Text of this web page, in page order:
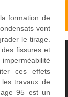
formation de
vont
le tirage.
fissures et
ces effets
travaux de
95 est un